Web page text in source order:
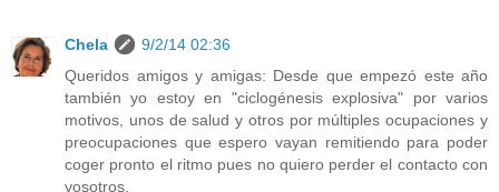
Chela
9/2/14 02:36
Queridos amigos y amigas: Desde que empezó este año
también yo estoy en "ciclogénesis explosiva" por varios
motivos, unos de salud y otros por múltiples ocupaciones y
preocupaciones que espero vayan remitiendo para poder
coger pronto el ritmo pues no quiero perder el contacto con
vosotros.